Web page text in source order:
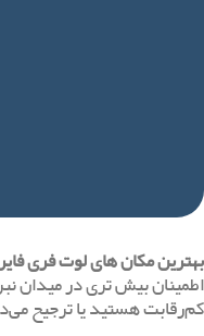
بهترین مکان های لوت فری
اطمینان بیش تری در میدان
کم‌رقابت هستید یا ترجیح